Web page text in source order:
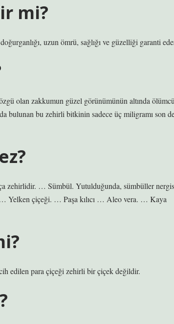
mi?
uzun ömrü, sağlığı ve güzelliği garanti
olan zakkumun güzel görünümünün altında
bulunan bu zehirli bitkinin sadece üç miligramı son
zehirlidir. … Sümbül. Yutulduğunda, sümbüller
Yelken çiçeği. … Paşa kılıcı … Aleo vera. … Kaya
edilen para çiçeği zehirli bir çiçek değildir.